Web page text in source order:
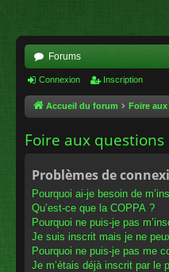
Forums
Connexion Inscription
Accueil du forum Foire
Foire aux questions
Problèmes de
Pourquoi ai-je besoin de
Qu’est-ce que la COPPA ?
Pourquoi ne puis-je pas
Je suis inscrit mais je ne
Pourquoi ne puis-je pas me
Je m’étais déjà inscrit par le